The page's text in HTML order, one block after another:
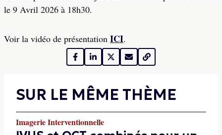
le 9 Avril 2026 à 18h30.
Voir la vidéo de présentation ICI.
SUR LE MÊME THÈME
Imagerie Interventionnelle